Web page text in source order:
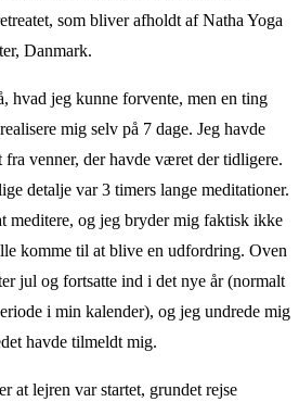
som bliver afholdt af Natha Yoga
Danmark.
hvad jeg kunne forvente, men en ting
mig selv på 7 dage. Jeg havde
fra venner, der havde været der tidligere.
detalje var 3 timers lange meditationer.
meditere, og jeg bryder mig faktisk ikke
komme til at blive en udfordring. Oven
jul og fortsatte ind i det nye år (normalt
i min kalender), og jeg undrede mig
havde tilmeldt mig.
at lejren var startet, grundet rejse